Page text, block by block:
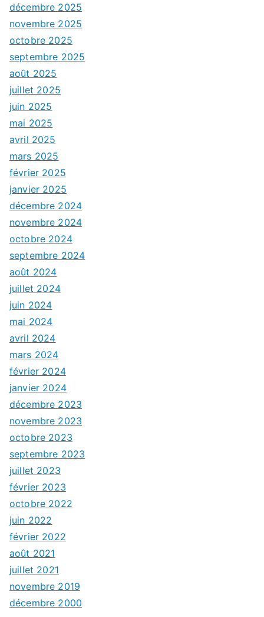
décembre 2025
novembre 2025
octobre 2025
septembre 2025
août 2025
juillet 2025
juin 2025
mai 2025
avril 2025
mars 2025
février 2025
janvier 2025
décembre 2024
novembre 2024
octobre 2024
septembre 2024
août 2024
juillet 2024
juin 2024
mai 2024
avril 2024
mars 2024
février 2024
janvier 2024
décembre 2023
novembre 2023
octobre 2023
septembre 2023
juillet 2023
février 2023
octobre 2022
juin 2022
février 2022
août 2021
juillet 2021
novembre 2019
décembre 2000